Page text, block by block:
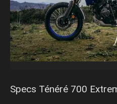
Specs Ténéré 700